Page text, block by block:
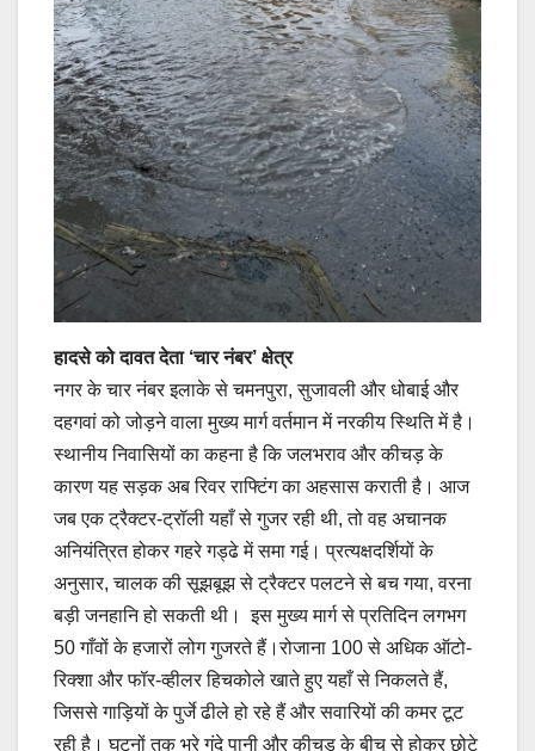
हादसे को दावत देता ‘चार नंबर’ क्षेत्र
​नगर के चार नंबर इलाके से चमनपुरा, सुजावली और धोबाई और
दहगवां को जोड़ने वाला मुख्य मार्ग वर्तमान में नरकीय स्थिति में है।
स्थानीय निवासियों का कहना है कि जलभराव और कीचड़ के
कारण यह सड़क अब रिवर राफ्टिंग का अहसास कराती है। आज
जब एक ट्रैक्टर-ट्रॉली यहाँ से गुजर रही थी, तो वह अचानक
अनियंत्रित होकर गहरे गड्ढे में समा गई। प्रत्यक्षदर्शियों के
अनुसार, चालक की सूझबूझ से ट्रैक्टर पलटने से बच गया, वरना
बड़ी जनहानि हो सकती थी। ​ इस मुख्य मार्ग से प्रतिदिन लगभग
50 गाँवों के हजारों लोग गुजरते हैं।रोजाना 100 से अधिक ऑटो-
रिक्शा और फॉर-व्हीलर हिचकोले खाते हुए यहाँ से निकलते हैं,
जिससे गाड़ियों के पुर्जे ढीले हो रहे हैं और सवारियों की कमर टूट
रही है। घुटनों तक भरे गंदे पानी और कीचड़ के बीच से होकर छोटे